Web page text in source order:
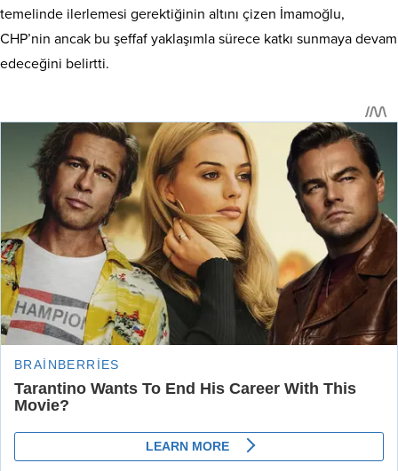
temelinde ilerlemesi gerektiğinin altını çizen İmamoğlu,
CHP’nin ancak bu şeffaf yaklaşımla sürece katkı sunmaya devam
edeceğini belirtti.